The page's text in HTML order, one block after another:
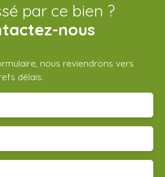
par ce bien ?
nous
nous reviendrons vers
délais.